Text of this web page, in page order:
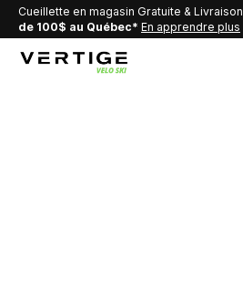
Cueillette en magasin Gratuite & Livraison
de 100$ au Québec* En apprendre plus